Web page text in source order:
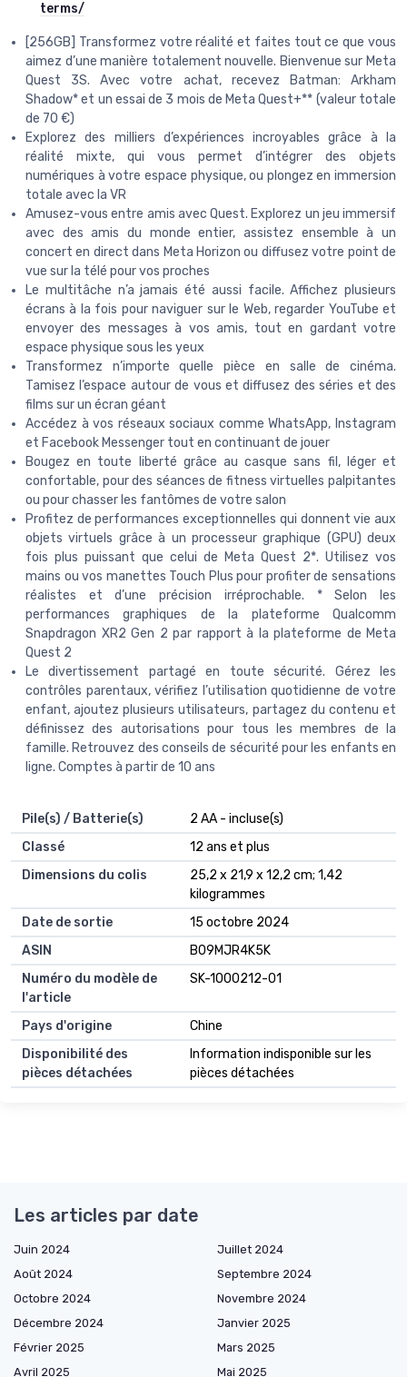
terms/
[256GB] Transformez votre réalité et faites tout ce que vous
aimez d’une manière totalement nouvelle. Bienvenue sur Meta
Quest 3S. Avec votre achat, recevez Batman: Arkham
Shadow* et un essai de 3 mois de Meta Quest+** (valeur totale
de 70 €)
Explorez des milliers d’expériences incroyables grâce à la
réalité mixte, qui vous permet d’intégrer des objets
numériques à votre espace physique, ou plongez en immersion
totale avec la VR
Amusez-vous entre amis avec Quest. Explorez un jeu immersif
avec des amis du monde entier, assistez ensemble à un
concert en direct dans Meta Horizon ou diffusez votre point de
vue sur la télé pour vos proches
Le multitâche n’a jamais été aussi facile. Affichez plusieurs
écrans à la fois pour naviguer sur le Web, regarder YouTube et
envoyer des messages à vos amis, tout en gardant votre
espace physique sous les yeux
Transformez n’importe quelle pièce en salle de cinéma.
Tamisez l’espace autour de vous et diffusez des séries et des
films sur un écran géant
Accédez à vos réseaux sociaux comme WhatsApp, Instagram
et Facebook Messenger tout en continuant de jouer
Bougez en toute liberté grâce au casque sans fil, léger et
confortable, pour des séances de fitness virtuelles palpitantes
ou pour chasser les fantômes de votre salon
Profitez de performances exceptionnelles qui donnent vie aux
objets virtuels grâce à un processeur graphique (GPU) deux
fois plus puissant que celui de Meta Quest 2*. Utilisez vos
mains ou vos manettes Touch Plus pour profiter de sensations
réalistes et d’une précision irréprochable. * Selon les
performances graphiques de la plateforme Qualcomm
Snapdragon XR2 Gen 2 par rapport à la plateforme de Meta
Quest 2
Le divertissement partagé en toute sécurité. Gérez les
contrôles parentaux, vérifiez l’utilisation quotidienne de votre
enfant, ajoutez plusieurs utilisateurs, partagez du contenu et
définissez des autorisations pour tous les membres de la
famille. Retrouvez des conseils de sécurité pour les enfants en
ligne. Comptes à partir de 10 ans
Pile(s) / Batterie(s)
2 AA - incluse(s)
Classé
12 ans et plus
Dimensions du colis
25,2 x 21,9 x 12,2 cm; 1,42
kilogrammes
Date de sortie
15 octobre 2024
ASIN
B09MJR4K5K
Numéro du modèle de
l'article
SK-1000212-01
Pays d'origine
Chine
Disponibilité des
pièces détachées
Information indisponible sur les
pièces détachées
Les articles par date
Juin 2024
Juillet 2024
Août 2024
Septembre 2024
Octobre 2024
Novembre 2024
Décembre 2024
Janvier 2025
Février 2025
Mars 2025
Avril 2025
Mai 2025